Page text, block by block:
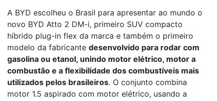
A BYD escolheu o Brasil para apresentar ao mundo o
novo BYD Atto 2 DM-i, primeiro SUV compacto
híbrido plug-in flex da marca e também o primeiro
modelo da fabricante desenvolvido para rodar com
gasolina ou etanol, unindo motor elétrico, motor a
combustão e a flexibilidade dos combustíveis mais
utilizados pelos brasileiros. O conjunto combina
motor 1.5 aspirado com motor elétrico, usando a